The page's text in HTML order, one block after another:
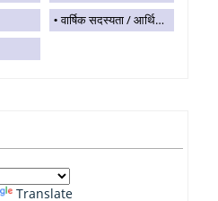
वार्षिक सदस्यता / आर्थिक सहयोग
Translate